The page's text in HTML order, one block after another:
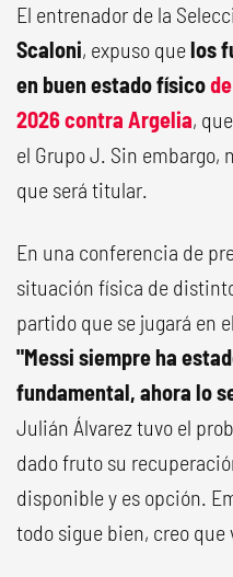
El entrenador de la
Scaloni, expuso quelos
en buen estado físico
2026 contra Argelia,
el Grupo J. Sin embargo,
que será titular.
En una conferencia de
situación física de
partido que se jugará en
"Messi siempre ha
fundamental, ahora lo
Julián Álvarez tuvo el
dado fruto su
disponible y es opción.
todo sigue bien, creo que